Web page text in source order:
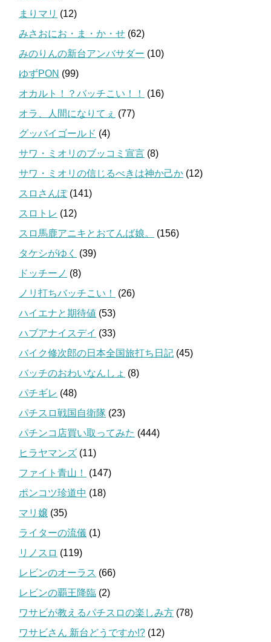
まりマリ (12)
みさおにお・ま・か・せ (62)
みのりんの新台アンバサダー (10)
ゆずPON (99)
オカルト！？バッチこい！！
(16)
オラ、人間になりてぇ (77)
グッバイゴールド (4)
サワ・ミオリのブッコミ宣言 (8)
サワ・ミオリの信じるべきは神か己か (12)
スロさんぽ(141)
スロトレ (12)
スロ馬鹿アニキとおてんば娘。
(156)
タケシがゆく
(39)
ドッチーノ (8)
ノリ打ちバッチこい！
(26)
ハイエナと期待値 (53)
ハブアナイスデイ (33)
バイク修次郎の日本全国旅打ち日記 (45)
バッチのおわいなんしょ (8)
パチギレ (48)
パチスロ戦国自衛隊 (23)
パチンコ店買い取ってみた (444)
ヒラヤマンズ (11)
ファイト青山！
(147)
ポンコツ珍道中 (18)
マリ嬢 (35)
ライターの流儀 (1)
リノスロ (119)
レビンのオーラス (66)
レビンの覇王降臨 (2)
ワサビが教えるパチスロの楽しみ方 (78)
ワサビさん 新台どうですか!? (12)